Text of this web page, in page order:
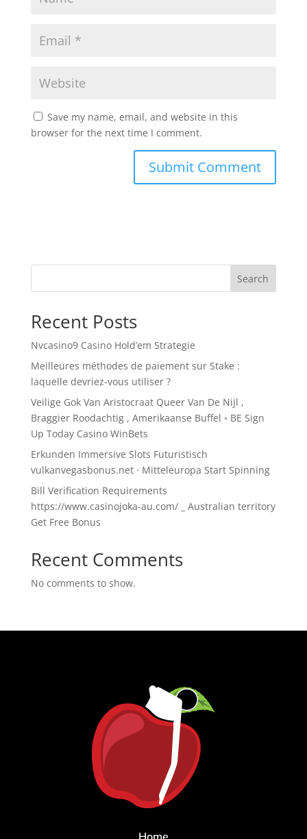
Save my name, email, and website in this
browser for the next time I comment.
Search
Recent Posts
Nvcasino9 Casino Hold’em Strategie
Meilleures méthodes de paiement sur Stake :
laquelle devriez-vous utiliser ?
Veilige Gok Van Aristocraat Queer Van De Nijl ,
Braggier Roodachtig , Amerikaanse Buffel ◦ BE Sign
Up Today Casino WinBets
Erkunden Immersive Slots Futuristisch
vulkanvegasbonus.net · Mitteleuropa Start Spinning
Bill Verification Requirements
https://www.casinojoka-au.com/ _ Australian territory
Get Free Bonus
Recent Comments
No comments to show.
Home